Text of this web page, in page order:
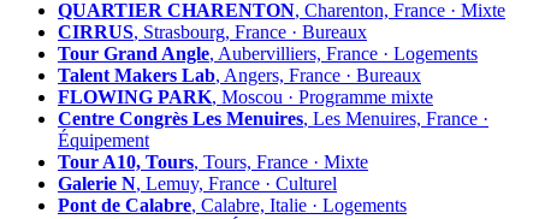
QUARTIER CHARENTON, Charenton, France · Mixte
CIRRUS, Strasbourg, France · Bureaux
Tour Grand Angle, Aubervilliers, France · Logements
Talent Makers Lab, Angers, France · Bureaux
FLOWING PARK, Moscou · Programme mixte
Centre Congrès Les Menuires, Les Menuires, France ·
Équipement
Tour A10, Tours, Tours, France · Mixte
Galerie N, Lemuy, France · Culturel
Pont de Calabre, Calabre, Italie · Logements